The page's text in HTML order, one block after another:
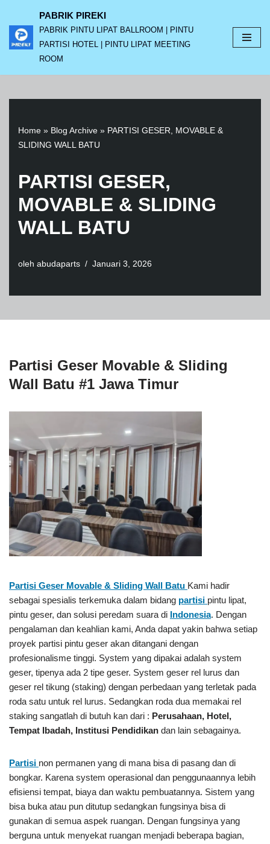
Lompat
ke
PABRIK PIREKI
PABRIK PINTU LIPAT BALLROOM | PINTU
PARTISI HOTEL | PINTU LIPAT MEETING
ROOM
Home » Blog Archive » PARTISI GESER, MOVABLE &
SLIDING WALL BATU
PARTISI GESER,
MOVABLE & SLIDING
WALL BATU
oleh abudaparts Januari 3, 2026
Partisi Geser Movable & Sliding
Wall Batu #1 Jawa Timur
Partisi Geser Movable & Sliding Wall Batu Kami hadir
sebagai spesialis terkemuka dalam bidang partisi pintu lipat,
pintu geser, dan solusi peredam suara di Indonesia. Dengan
pengalaman dan keahlian kami, Anda dapat yakin bahwa setiap
proyek partisi pintu geser akan ditangani dengan
profesionalisme tinggi. System yang dipakai adalah system
geser, tipenya ada 2 tipe geser. System geser rel lurus dan
geser rel tikung (staking) dengan perbedaan yang terletak pada
roda satu untuk rel lurus. Sedangkan roda dua memakai rel
staking sangatlah di butuh kan dari : Perusahaan, Hotel,
Tempat Ibadah, Institusi Pendidikan dan lain sebagainya.
Partisi non permanen yang di mana bisa di pasang dan di
bongkar. Karena system operasional dan penggunaannya lebih
efisiensi tempat, biaya dan waktu pembuatannya. Sistem yang
bisa buka atau pun ditutup sedangkan fungsinya bisa di
gunakan di semua aspek ruangan. Dengan fungsinya yang
berguna untuk menyekat ruangan menjadi beberapa bagian,